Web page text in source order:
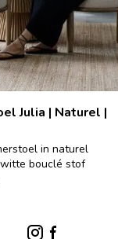
Julia | Naturel |
in naturel
bouclé stof